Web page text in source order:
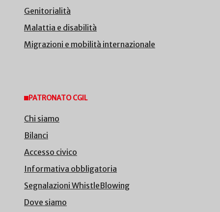
Genitorialità
Malattia e disabilità
Migrazioni e mobilità internazionale
PATRONATO CGIL
Chi siamo
Bilanci
Accesso civico
Informativa obbligatoria
Segnalazioni WhistleBlowing
Dove siamo